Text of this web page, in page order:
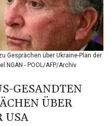
22647.966202
BZD 2.322716
CAD 1.618749
0.93223
1056.157931
7.799775
7.796366
Gesprächen über Ukraine-Plan der
NGAN - POOL/AFP/Archiv
GESANDTEN
ÜBER
USA